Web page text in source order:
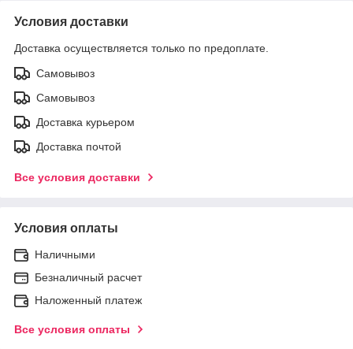
Условия доставки
Доставка осуществляется только по предоплате.
Самовывоз
Самовывоз
Доставка курьером
Доставка почтой
Все условия доставки
Условия оплаты
Наличными
Безналичный расчет
Наложенный платеж
Все условия оплаты